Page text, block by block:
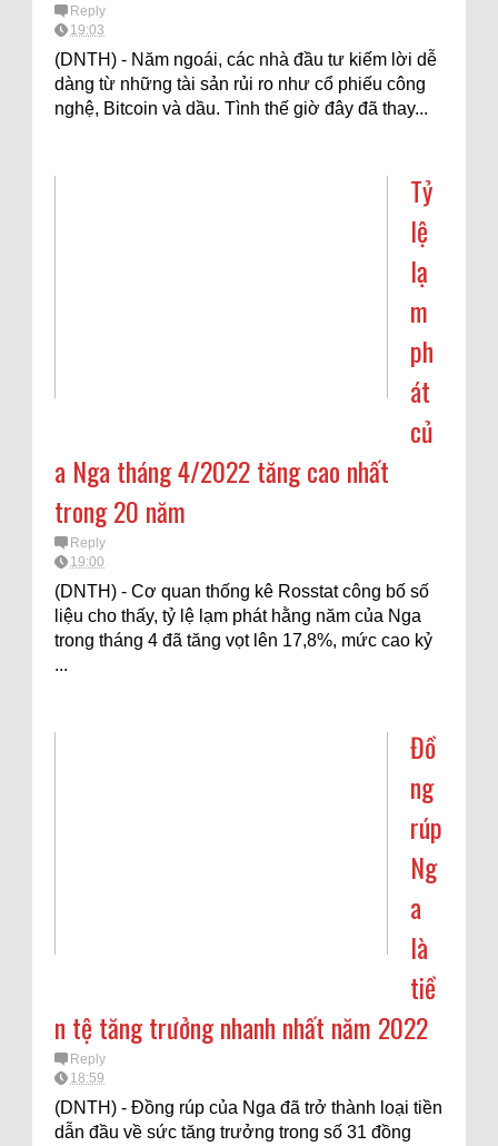
Reply
19:03
(DNTH) - Năm ngoái, các nhà đầu tư kiếm lời dễ
dàng từ những tài sản rủi ro như cổ phiếu công
nghệ, Bitcoin và dầu. Tình thế giờ đây đã thay...
Tỷ
lệ
lạ
m
ph
át
củ
a Nga tháng 4/2022 tăng cao nhất
trong 20 năm
Reply
19:00
(DNTH) - Cơ quan thống kê Rosstat công bố số
liệu cho thấy, tỷ lệ lạm phát hằng năm của Nga
trong tháng 4 đã tăng vọt lên 17,8%, mức cao kỷ
...
Đồ
ng
rúp
Ng
a
là
tiề
n tệ tăng trưởng nhanh nhất năm 2022
Reply
18:59
(DNTH) - Đồng rúp của Nga đã trở thành loại tiền
dẫn đầu về sức tăng trưởng trong số 31 đồng